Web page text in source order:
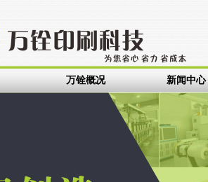
塑料标签 pet标贴PC面板
万铨概况 新闻中心